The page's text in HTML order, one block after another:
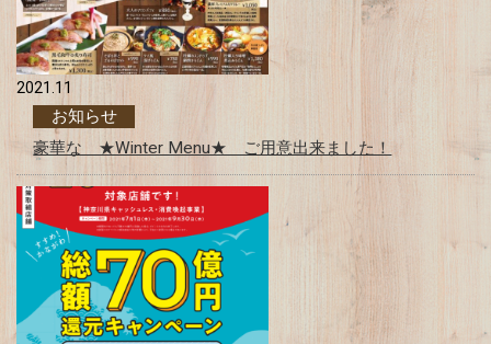
2021.11
お知らせ
豪華な ★Winter Menu★ ご用意出来ました！